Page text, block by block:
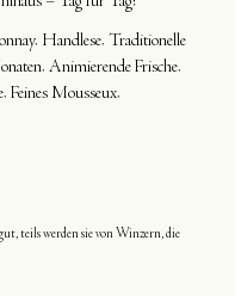
Handlese. Traditionelle
Animierende Frische.
Mousseux.
teils werden sie von Winzern, die